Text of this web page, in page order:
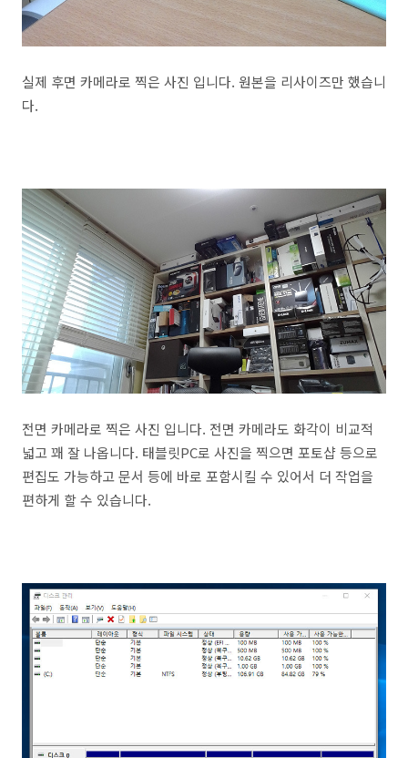
실제 후면 카메라로 찍은 사진 입니다. 원본을 리사이즈만 했습니
다.
전면 카메라로 찍은 사진 입니다. 전면 카메라도 화각이 비교적
넓고 꽤 잘 나옵니다. 태블릿PC로 사진을 찍으면 포토샵 등으로
편집도 가능하고 문서 등에 바로 포함시킬 수 있어서 더 작업을
편하게 할 수 있습니다.